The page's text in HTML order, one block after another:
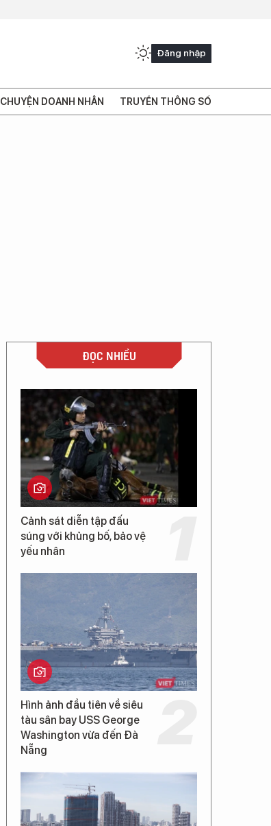
Đăng nhập
CHUYỆN DOANH NHÂN TRUYỀN THÔNG SỐ
ĐỌC NHIỀU
Cảnh sát diễn tập đấu
súng với khủng bố, bảo vệ
yếu nhân
Hình ảnh đầu tiên về siêu
tàu sân bay USS George
Washington vừa đến Đà
Nẵng